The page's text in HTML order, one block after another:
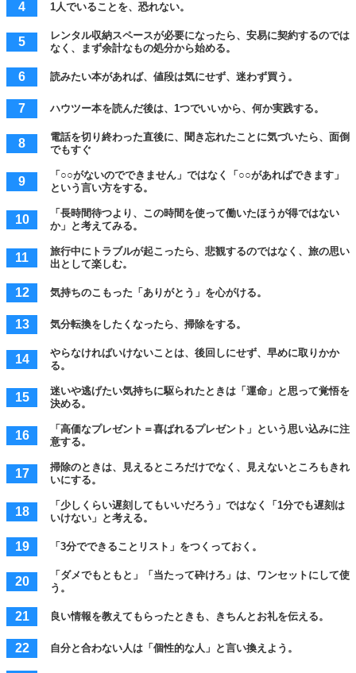
1人でいることを、恐れない。
レンタル収納スペースが必要になったら、安易に契約するのでは
なく、まず余計なもの処分から始める。
読みたい本があれば、値段は気にせず、迷わず買う。
ハウツー本を読んだ後は、1つでいいから、何か実践する。
電話を切り終わった直後に、聞き忘れたことに気づいたら、面倒
でもすぐ
「○○がないのでできません」ではなく「○○があればできます」
という言い方をする。
「長時間待つより、この時間を使って働いたほうが得ではない
か」と考えてみる。
旅行中にトラブルが起こったら、悲観するのではなく、旅の思い
出として楽しむ。
気持ちのこもった「ありがとう」を心がける。
気分転換をしたくなったら、掃除をする。
やらなければいけないことは、後回しにせず、早めに取りかか
る。
迷いや逃げたい気持ちに駆られたときは「運命」と思って覚悟を
決める。
「高価なプレゼント＝喜ばれるプレゼント」という思い込みに注
意する。
掃除のときは、見えるところだけでなく、見えないところもきれ
いにする。
「少しくらい遅刻してもいいだろう」ではなく「1分でも遅刻は
いけない」と考える。
「3分でできることリスト」をつくっておく。
「ダメでもともと」「当たって砕けろ」は、ワンセットにして使
う。
良い情報を教えてもらったときも、きちんとお礼を伝える。
自分と合わない人は「個性的な人」と言い換えよう。